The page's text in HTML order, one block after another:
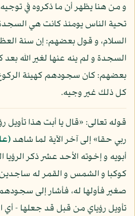
و من هنا يظهر أن ما ذكروه في
تحية الناس يومئذ كانت هي السجدة
السلام، و قول بعضهم: إن سنة
السجدة و لم ينه عنها لغير الله بعد
بعضهم: كان سجودهم كهيئة
كل ذلك غير وجيه.
قوله تعالى: «قال يا أبت هذا
ربي حقا» إلى آخر الآية لما شاهد
أبويه و إخوته الأحد عشر ذكر
كوكبا و الشمس و القمر له ساجدين
صغير فأولها له، فأشار إلى
تأويل رؤياي من قبل قد جعلها - أي